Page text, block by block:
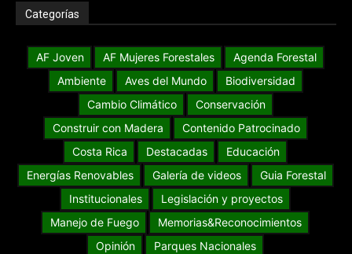
Categorías
AF Joven AF Mujeres Forestales
Agenda Forestal
Ambiente
Aves del Mundo
Biodiversidad
Cambio Climático
Conservación
Construir con Madera
Contenido Patrocinado
Costa Rica
Destacadas
Educación
Energías Renovables
Galería de videos
Guia Forestal
Institucionales
Legislación y proyectos
Manejo de Fuego
Memorias&Reconocimientos
Opinión
Parques Nacionales